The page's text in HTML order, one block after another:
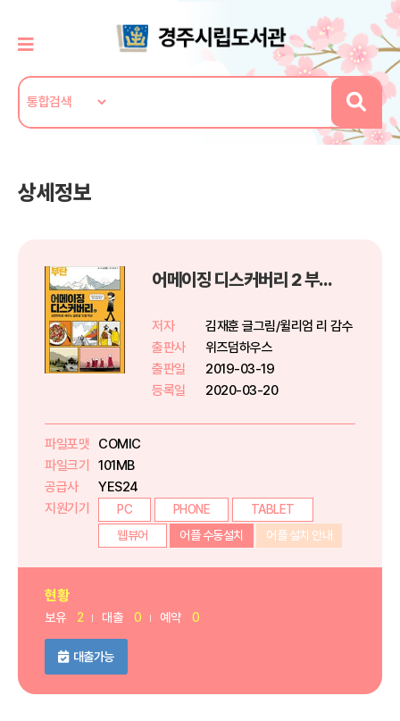
상세정보
어메이징 디스커버리 2 부탄
저자
김재훈 글그림/윌리엄 리 감수
출판사
위즈덤하우스
출판일
2019-03-19
등록일
2020-03-20
파일포맷
COMIC
파일크기
101MB
공급사
YES24
지원기기
PC PHONE
TABLET
웹뷰어
어플 수동설치 어플 설치 안내
현황
보유 2 대출 0 예약 0
대출가능